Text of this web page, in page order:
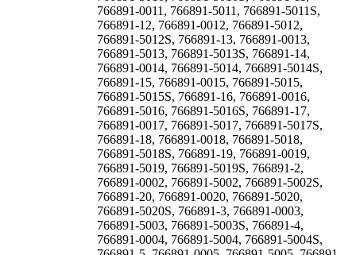
766891-0011, 766891-5011, 766891-5011S,
766891-12, 766891-0012, 766891-5012,
766891-5012S, 766891-13, 766891-0013,
766891-5013, 766891-5013S, 766891-14,
766891-0014, 766891-5014, 766891-5014S,
766891-15, 766891-0015, 766891-5015,
766891-5015S, 766891-16, 766891-0016,
766891-5016, 766891-5016S, 766891-17,
766891-0017, 766891-5017, 766891-5017S,
766891-18, 766891-0018, 766891-5018,
766891-5018S, 766891-19, 766891-0019,
766891-5019, 766891-5019S, 766891-2,
766891-0002, 766891-5002, 766891-5002S,
766891-20, 766891-0020, 766891-5020,
766891-5020S, 766891-3, 766891-0003,
766891-5003, 766891-5003S, 766891-4,
766891-0004, 766891-5004, 766891-5004S,